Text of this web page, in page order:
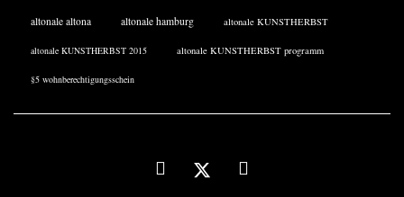
altonale altona altonale hamburg altonale KUNSTHERBST
altonale KUNSTHERBST 2015 altonale KUNSTHERBST programm
§5 wohnberechtigungsschein